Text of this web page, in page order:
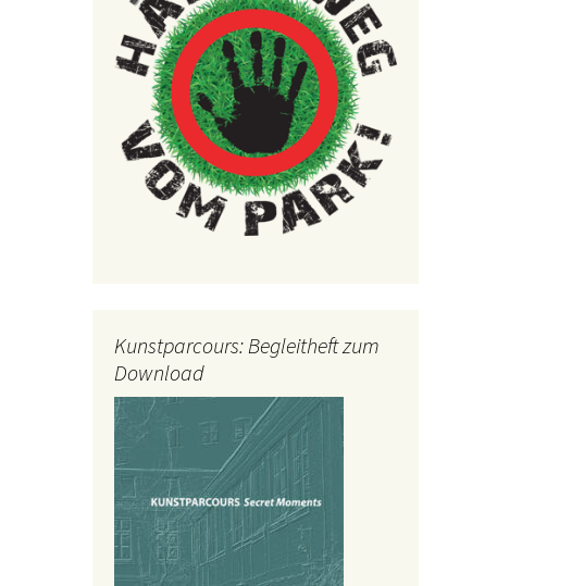
Kunstparcours: Begleitheft zum
Download